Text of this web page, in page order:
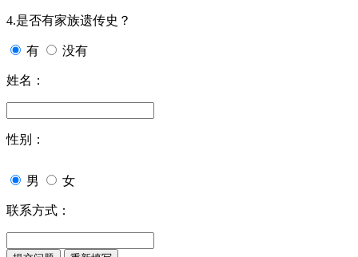
4.是否有家族遗传史？
有 没有
姓名：
性别：
男 女
联系方式：